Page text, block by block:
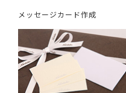
メッセージカード作成